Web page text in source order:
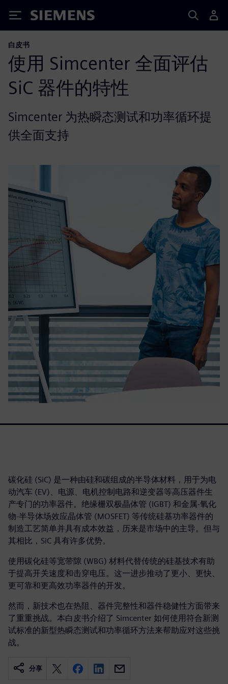
Siemens
白皮书
使用 Simcenter 全面评估
SiC 器件的特性
Simcenter 为热瞬态测试和功率循环提
供全面支持
碳化硅 (SiC) 是一种由硅和碳组成的半导体材料，用于为电
动汽车 (EV)、电源、电机控制电路和逆变器等高压器件生
产专门的功率器件。绝缘栅双极晶体管 (IGBT) 和金属-氧化
物-半导体场效应晶体管 (MOSFET) 等传统硅基功率器件的
制造工艺简单并具有成本效益，历来是市场中的主导。但与
其相比，SiC 具有许多优势。
使用碳化硅等宽带隙 (WBG) 材料代替传统的硅基技术有助
于提高开关速度和击穿电压。这一进步推动了更小、更快、
更可靠和更高效功率器件的开发。
然而，新技术也在热阻、器件完整性和器件稳健性方面带来
了重重挑战。本白皮书介绍了 Simcenter 如何使用符合新测
试标准的新型热瞬态测试和功率循环方法来帮助应对这些挑
战。
分享